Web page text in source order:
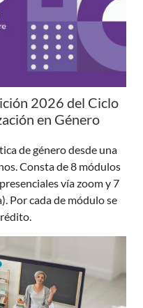
2026 del Ciclo
en Género
de género desde una
Consta de 8 módulos
vía zoom y 7
Por cada de módulo se